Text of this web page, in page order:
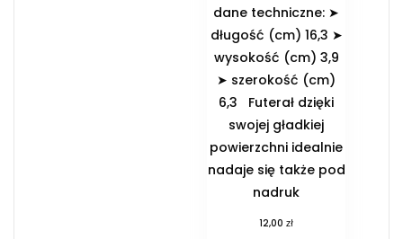
dane techniczne: ➤
długość (cm) 16,3 ➤
wysokość (cm) 3,9
➤ szerokość (cm)
6,3 Futerał dzięki
swojej gładkiej
powierzchni idealnie
nadaje się także pod
nadruk
12,00zł